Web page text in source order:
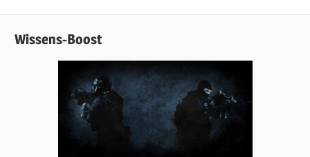
Navigation
Wissens-Boost